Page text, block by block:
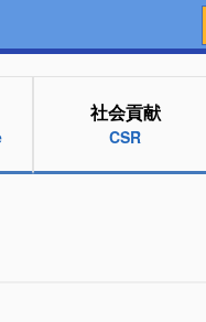
社会貢献
CSR